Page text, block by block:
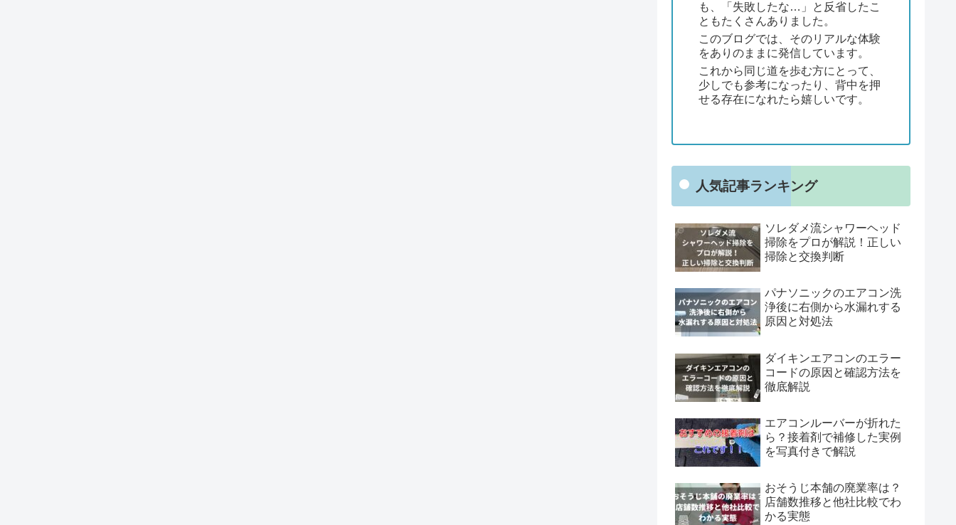
も、「失敗したな…」と反省したこ
ともたくさんありました。
このブログでは、そのリアルな体験
をありのままに発信しています。
これから同じ道を歩む方にとって、
少しでも参考になったり、背中を押
せる存在になれたら嬉しいです。
人気記事ランキング
ソレダメ流シャワーヘッド
掃除をプロが解説！正しい
掃除と交換判断
パナソニックのエアコン洗
浄後に右側から水漏れする
原因と対処法
ダイキンエアコンのエラー
コードの原因と確認方法を
徹底解説
エアコンルーバーが折れた
ら？接着剤で補修した実例
を写真付きで解説
おそうじ本舗の廃業率は？
店舗数推移と他社比較でわ
かる実態